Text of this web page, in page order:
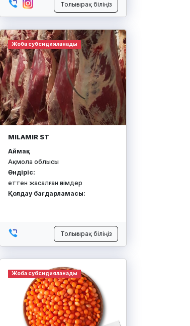
Толығырақ біліңіз
Жоба субсидияланады
MILAMIR ST
Аймақ:
Ақмола облысы
Өндіріс:
еттен жасалған өнімдер
Қолдау бағдарламасы:
Толығырақ біліңіз
Жоба субсидияланады